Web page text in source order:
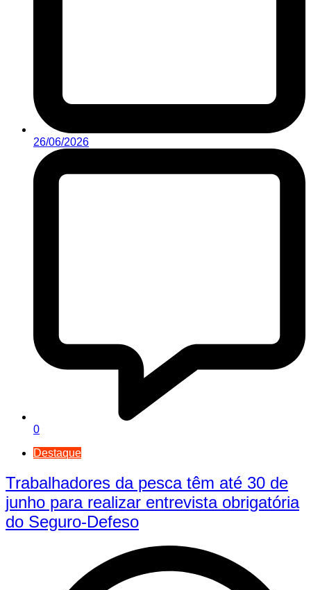
26/06/2026
0
Destaque
Trabalhadores da pesca têm até 30 de
junho para realizar entrevista obrigatória
do Seguro-Defeso